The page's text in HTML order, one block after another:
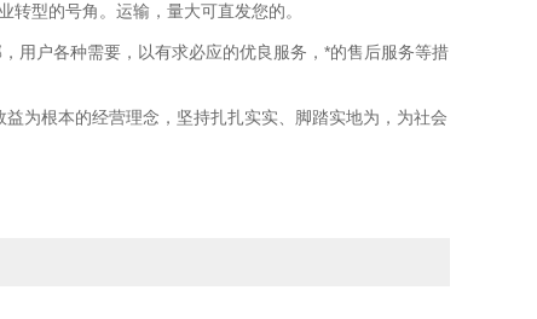
型的号角。运输，量大可直发您的。
用户各种需要，以有求必应的优良服务，*的售后服务等措
为根本的经营理念，坚持扎扎实实、脚踏实地为，为社会